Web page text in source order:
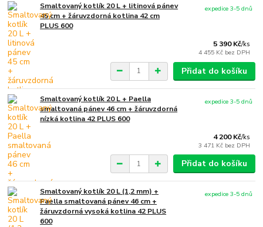
Smaltovaný kotlík 20 L + litinová pánev
45 cm + žáruvzdorná kotlina 42 cm
PLUS 600
5 390 Kč/ks
4 455 Kč bez DPH
expedice 3-5 dnů
Přidat do košíku
Smaltovaný kotlík 20 L + Paella
smaltovaná pánev 46 cm + žáruvzdorná
nízká kotlina 42 PLUS 600
4 200 Kč/ks
3 471 Kč bez DPH
expedice 3-5 dnů
Přidat do košíku
Smaltovaný kotlík 20 L (1,2 mm) +
Paella smaltovaná pánev 46 cm +
žáruvzdorná vysoká kotlina 42 PLUS
600
expedice 3-5 dnů